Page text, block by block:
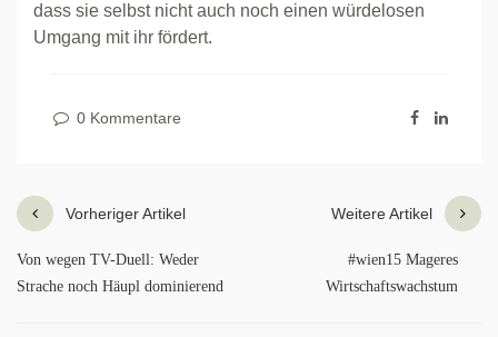
dass sie selbst nicht auch noch einen würdelosen
Umgang mit ihr fördert.
0 Kommentare
Vorheriger Artikel
Von wegen TV-Duell: Weder
Strache noch Häupl dominierend
Weitere Artikel
#wien15 Mageres
Wirtschaftswachstum